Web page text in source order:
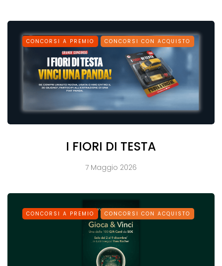
CONCORSI A PREMIO CONCORSI CON ACQUISTO
I FIORI DI TESTA
7 Maggio 2026
CONCORSI A PREMIO CONCORSI CON ACQUISTO